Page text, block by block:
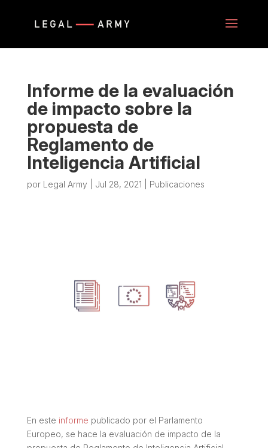
Informe de la evaluación
de impacto sobre la
propuesta de
Reglamento de
Inteligencia Artificial
por Legal Army Jul 28, 2021 Publicaciones
En este informe publicado por el Parlamento
Europeo, se hace la evaluación de impacto de la